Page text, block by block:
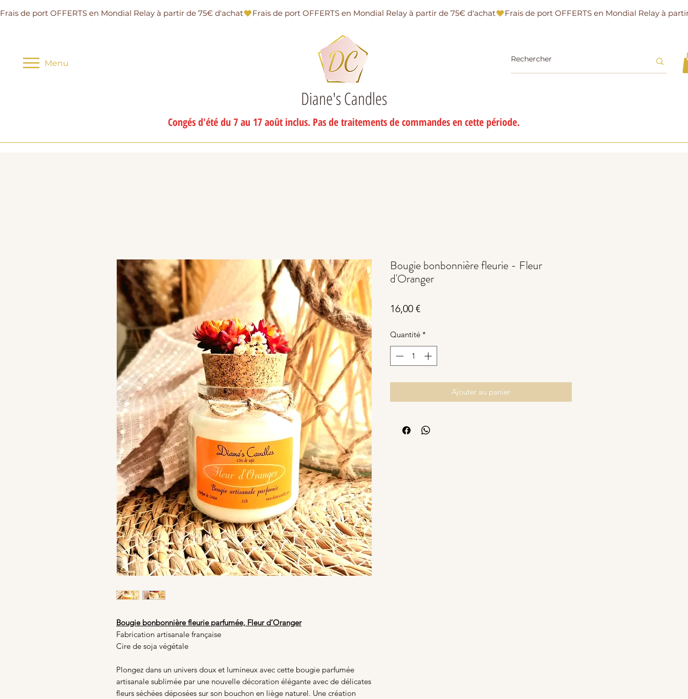
Frais de port OFFERTS en Mondial Relay à partir de 75€ d'achat
Menu
Diane's Candles
Congés d'été du 7 au 17 août inclus. Pas de traitements de commandes en cette période.
Bougie bonbonnière fleurie parfumée, Fleur d’Oranger
Fabrication artisanale française
Cire de soja végétale
Plongez dans un univers doux et lumineux avec cette bougie parfumée
artisanale sublimée par une nouvelle décoration élégante avec de délicates
fleurs séchées déposées sur son bouchon en liège naturel. Une création
Bougie bonbonnière fleurie - Fleur
d'Oranger
16,00 €Prix
Quantité *
Ajouter au panier